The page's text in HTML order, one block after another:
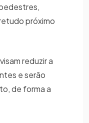
próximo
reduzir a
e serão
de forma a